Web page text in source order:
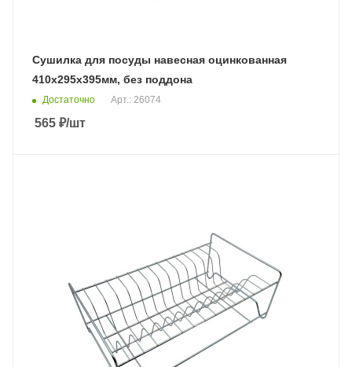
Сушилка для посуды навесная оцинкованная
410х295х395мм, без поддона
Достаточно Арт.: 26074
565 ₽/шт